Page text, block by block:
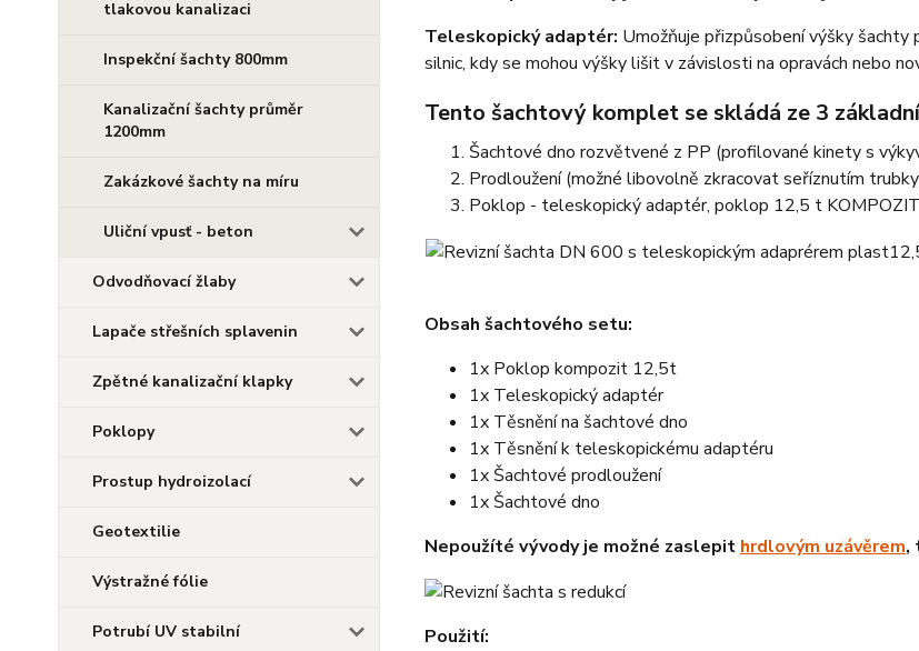
tlakovou kanalizaci
Inspekční šachty 800mm
Kanalizační šachty průměr
1200mm
Zakázkové šachty na míru
Uliční vpusť - beton
Odvodňovací žlaby
Lapače střešních splavenin
Zpětné kanalizační klapky
Poklopy
Prostup hydroizolací
Geotextilie
Výstražné fólie
Potrubí UV stabilní
Teleskopický adaptér: Umožňuje přizpůsobení výšky
silnic, kdy se mohou výšky lišit v závislosti na opravách nebo
Tento šachtový komplet se skládá ze 3
Šachtové dno rozvětvené z PP (profilované kinety s
Prodloužení(možné libovolně zkracovat seříznutím
Poklop - teleskopický adaptér, poklop 12,5 t KOMPOZIT
Obsah šachtového setu:
1x Poklop kompozit 12,5t
1x Teleskopický adaptér
1x Těsnění na šachtové dno
1x Těsnění k teleskopickému adaptéru
1x Šachtové prodloužení
1x Šachtové dno
Nepoužíté vývody je možné zaslepit hrdlovým uzávěrem,
Použití: